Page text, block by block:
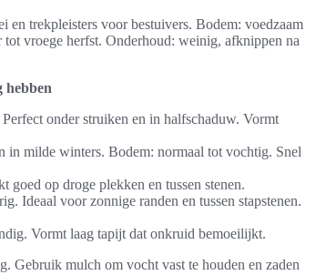
trekpleisters voor bestuivers. Bodem: voedzaam
vroege herfst. Onderhoud: weinig, afknippen na
hebben
onder struiken en in halfschaduw. Vormt
milde winters. Bodem: normaal tot vochtig. Snel
op droge plekken en tussen stenen.
Ideaal voor zonnige randen en tussen stapstenen.
Vormt laag tapijt dat onkruid bemoeilijkt.
Gebruik mulch om vocht vast te houden en zaden